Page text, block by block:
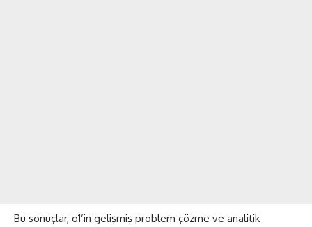
Bu sonuçlar, o1’in gelişmiş problem çözme ve analitik